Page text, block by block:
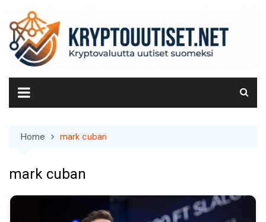
content
Home mark cuban
mark cuban